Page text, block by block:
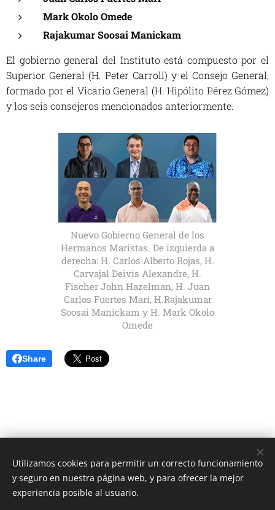
Mark Okolo Omede
Rajakumar Soosai Manickam
El gobierno general del Instituto está compuesto por el
Superior General (H. Peter Carroll) y el Consejo General,
formado por el Vicario General (H. Hipólito Pérez Gómez)
y los seis consejeros mencionados anteriormente.
Nuevo Gobierno General de los
Hermanos Maristas. De izquierda a
derecha: H. Carlos Alberto Rojas, H.
Carvajal Deivis Alexandre, H.
Fischer John Hazelman, H. Juan
Carlos Fuertes Marí, H.Rajakumar
Soosai Manickam y H. Mark Okolo
Omede
Share
Unione Superiori Generali - Via dei Penitenzieri 19 -00193 ROMA
Cookies
Utilizamos cookies para permitir un correcto funcionamiento
y seguro en nuestra página web, y para ofrecer la mejor
experiencia posible al usuario.